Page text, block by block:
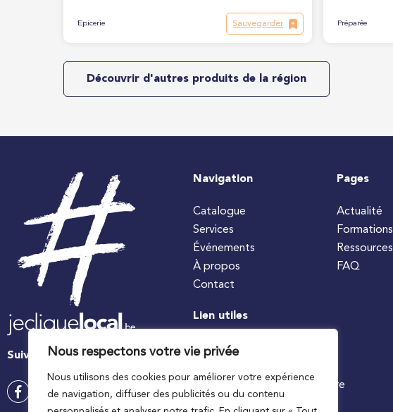
Nous respectons votre vie privée
Nous utilisons des cookies pour améliorer votre expérience
de navigation, diffuser des publicités ou du contenu
Epicerie Sauvegarder Préparée
Découvrir d'autres produits de la région
Suivez-nous
Navigation
Catalogue
Services
Événements
À propos
Contact
Pages
Actualité
Formations
Ressources
FAQ
Lien utiles
#jecuisinelocal
Ministre wallon de l’agriculture